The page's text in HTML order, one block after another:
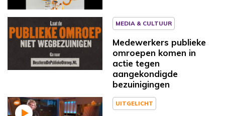
MEDIA & CULTUUR
Medewerkers publieke
omroepen komen in
actie tegen
aangekondigde
bezuinigingen
UITGELICHT